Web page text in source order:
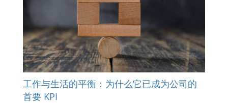
工作与生活的平衡：为什么它已成为公司的
首要 KPI